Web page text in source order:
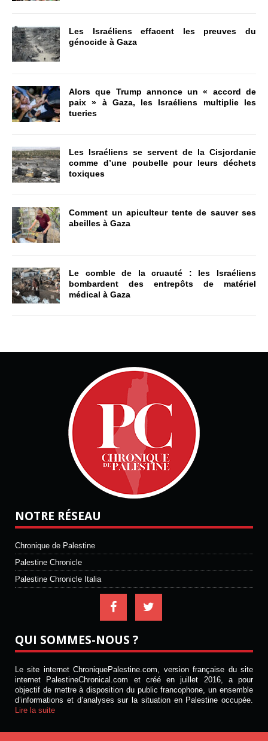
Les Israéliens effacent les preuves du
génocide à Gaza
Alors que Trump annonce un « accord de
paix » à Gaza, les Israéliens multiplie les
tueries
Les Israéliens se servent de la Cisjordanie
comme d’une poubelle pour leurs déchets
toxiques
Comment un apiculteur tente de sauver ses
abeilles à Gaza
Le comble de la cruauté : les Israéliens
bombardent des entrepôts de matériel
médical à Gaza
NOTRE RÉSEAU
Chronique de Palestine
Palestine Chronicle
Palestine Chronicle Italia
QUI SOMMES-NOUS ?
Le site internet ChroniquePalestine.com, version française du site
internet PalestineChronical.com et créé en juillet 2016, a pour
objectif de mettre à disposition du public francophone, un ensemble
d’informations et d’analyses sur la situation en Palestine occupée.
Lire la suite